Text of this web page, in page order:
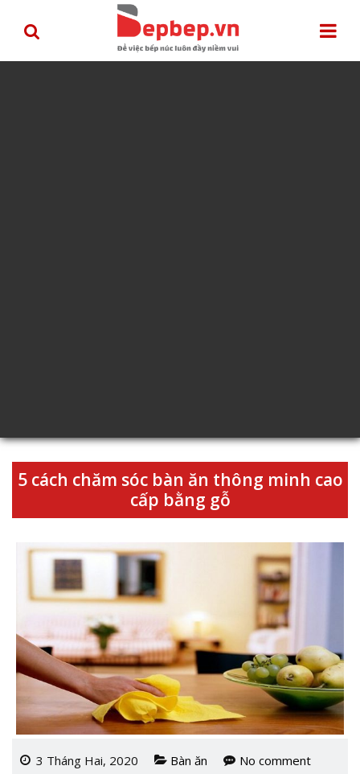
5 cách chăm sóc bàn ăn thông minh cao
cấp bằng gỗ
3 Tháng Hai, 2020 Bàn ăn
No comment